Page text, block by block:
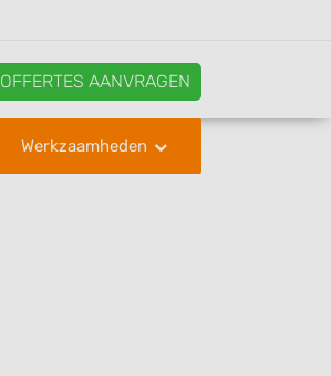
OFFERTES AANVRAGEN
Werkzaamheden